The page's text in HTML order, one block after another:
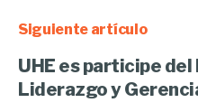
Siguiente artículo
UHE es participe del
Liderazgo y